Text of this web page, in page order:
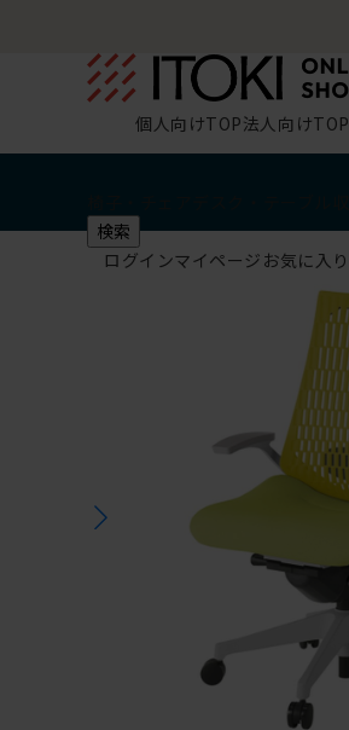
個人向けTOP法人向けTOP
検索
ログインマイページ お気に入り